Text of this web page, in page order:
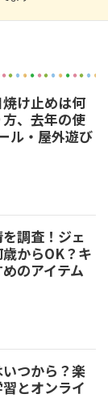
け止めは何
、去年の使
ル・屋外遊び
調査！ジェ
からOK？キ
のアイテム
つから？楽
とオンライ